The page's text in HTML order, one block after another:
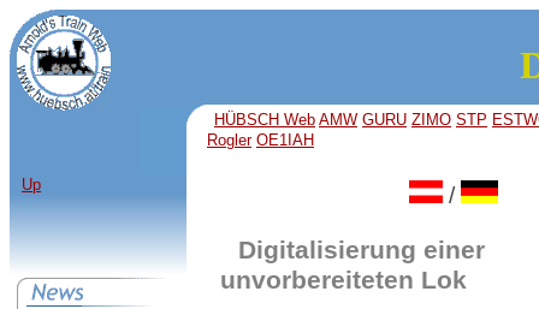
HÜBSCH Web AMW GURU ZIMO STP
Rogler OE1IAH
Up /
Digitalisierung einer
unvorbereiteten Lok